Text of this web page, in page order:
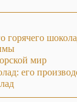
горячего
мир
его